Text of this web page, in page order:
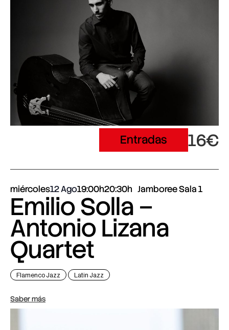
Entradas 16€
miércoles12 Ago19:00h20:30h Jamboree Sala 1
Emilio Solla –
Antonio Lizana
Quartet
Flamenco Jazz Latin Jazz
Saber más